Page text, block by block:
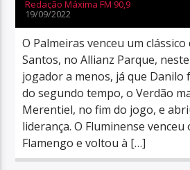
Redação Máxima FM 90,9
19/09/2022
O Palmeiras venceu um
Santos, no Allianz Parque,
jogador a menos, já que Danilo
do segundo tempo, o Verdão
Merentiel, no fim do jogo, e
liderança. O Fluminense
Flamengo e voltou à […]